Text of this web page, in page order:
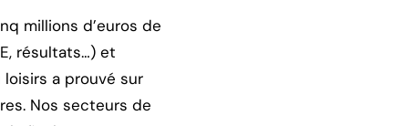
millions d’euros de
résultats…) et
a prouvé sur
Nos secteurs de